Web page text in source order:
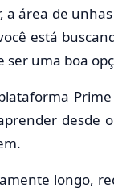
a área de
está
ser uma boa
desde
longo,